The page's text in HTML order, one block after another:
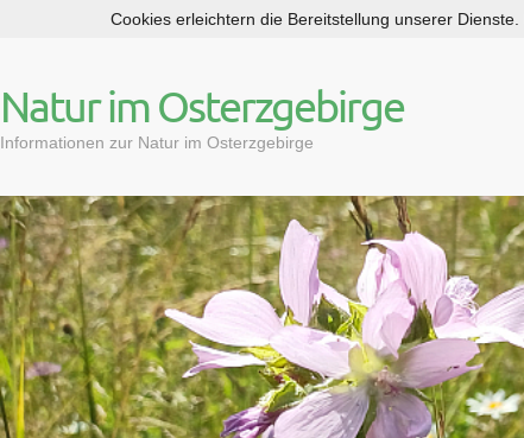
p
t
c
o
n
t
e
n
t
Natur im Osterzgebirge
Informationen zur Natur im Osterzgebirge
Cookies erleichtern die Bereitstellung unserer